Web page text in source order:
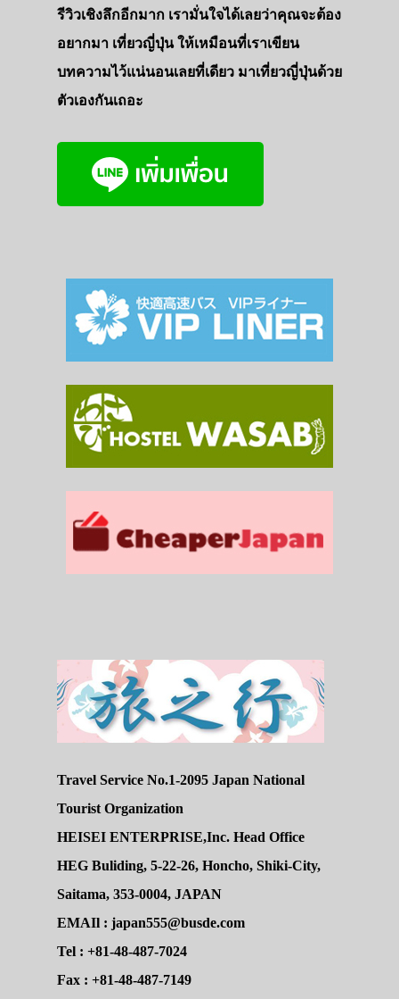
รีวิวเชิงลึกอีกมาก เรามั่นใจได้เลยว่าคุณจะต้อง
อยากมา เที่ยวญี่ปุ่น ให้เหมือนที่เราเขียน
บทความไว้แน่นอนเลยที่เดียว มาเที่ยวญี่ปุ่นด้วย
ตัวเองกันเถอะ
Travel Service No.1-2095 Japan National
Tourist Organization
HEISEI ENTERPRISE,Inc. Head Office
HEG Buliding, 5-22-26, Honcho, Shiki-City,
Saitama, 353-0004, JAPAN
EMAIl : japan555@busde.com
Tel : +81-48-487-7024
Fax : +81-48-487-7149